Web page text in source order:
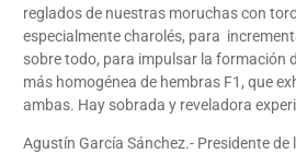
reglados de nuestras moruchas con
especialmente charolés, para
sobre todo, para impulsar la formación
más homogénea de hembras F1, que
ambas. Hay sobrada y reveladora
Agustín García Sánchez.- Presidente